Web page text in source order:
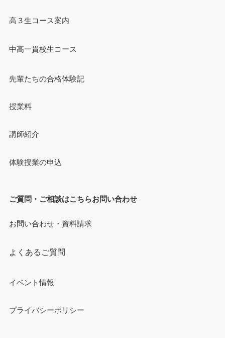
高３生コース案内
中高一貫校生コース
先輩たちの合格体験記
授業料
講師紹介
体験授業の申込
ご質問・ご相談はこちらお問い合わせ
お問い合わせ・資料請求
よくあるご質問
イベント情報
プライバシーポリシー